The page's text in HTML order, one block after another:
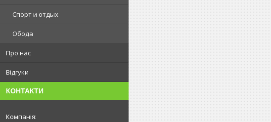
Спорт и отдых
Обода
Про нас
Відгуки
КОНТАКТИ